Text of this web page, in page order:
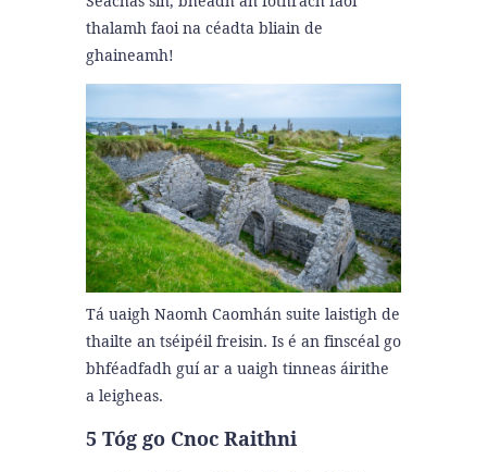
thalamh faoi na céadta bliain de
ghaineamh!
Tá uaigh Naomh Caomhán suite laistigh de
thailte an tséipéil freisin. Is é an finscéal go
bhféadfadh guí ar a uaigh tinneas áirithe
a leigheas.
5 Tóg go Cnoc Raithni